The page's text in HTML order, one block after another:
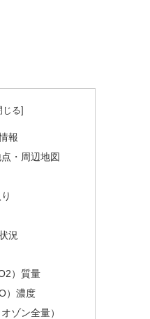
報
・周辺地図
況
）質量
）濃度
ゾン全量）